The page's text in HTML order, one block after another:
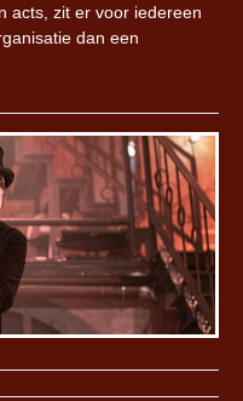
acts, zit er voor iedereen
dan een